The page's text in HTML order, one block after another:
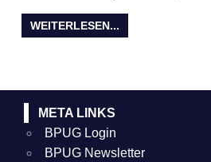
WEITERLESEN...
META LINKS
BPUG Login
BPUG Newsletter